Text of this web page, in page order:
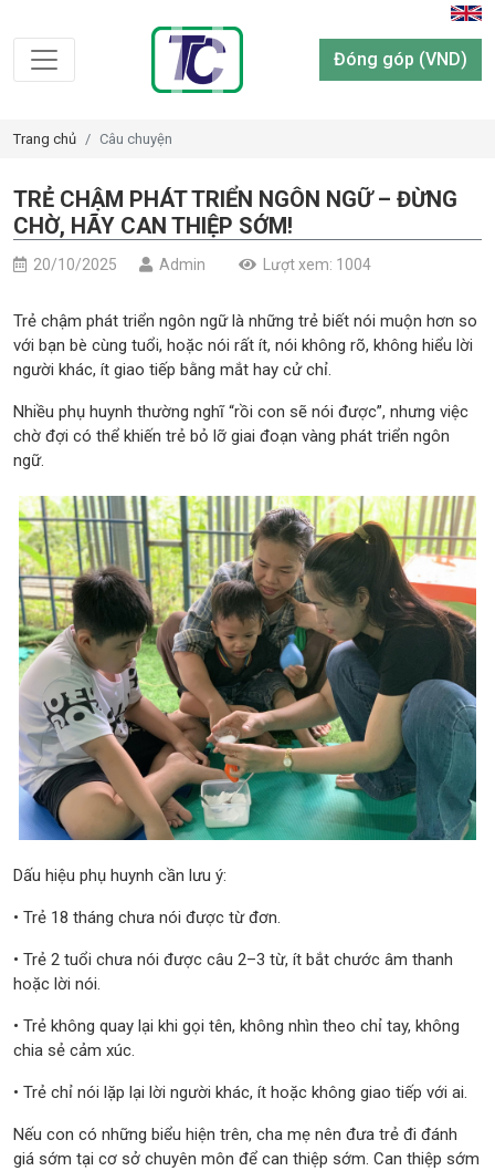
Đóng góp (VND)
Trang chủ Câu chuyện
TRẺ CHẬM PHÁT TRIỂN NGÔN NGỮ – ĐỪNG
CHỜ, HÃY CAN THIỆP SỚM!
20/10/2025 Admin Lượt xem: 1004
Trẻ chậm phát triển ngôn ngữ là những trẻ biết nói muộn hơn so
với bạn bè cùng tuổi, hoặc nói rất ít, nói không rõ, không hiểu lời
người khác, ít giao tiếp bằng mắt hay cử chỉ.
Nhiều phụ huynh thường nghĩ “rồi con sẽ nói được”, nhưng việc
chờ đợi có thể khiến trẻ bỏ lỡ giai đoạn vàng phát triển ngôn
ngữ.
Dấu hiệu phụ huynh cần lưu ý:
• Trẻ 18 tháng chưa nói được từ đơn.
• Trẻ 2 tuổi chưa nói được câu 2–3 từ, ít bắt chước âm thanh
hoặc lời nói.
• Trẻ không quay lại khi gọi tên, không nhìn theo chỉ tay, không
chia sẻ cảm xúc.
• Trẻ chỉ nói lặp lại lời người khác, ít hoặc không giao tiếp với ai.
Nếu con có những biểu hiện trên, cha mẹ nên đưa trẻ đi đánh
giá sớm tại cơ sở chuyên môn để can thiệp sớm. Can thiệp sớm